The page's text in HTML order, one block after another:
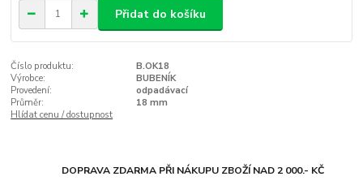
Přidat do košíku
Číslo produktu:
B.OK18
Výrobce:
BUBENÍK
Provedení:
odpadávací
Průměr:
18 mm
Hlídat cenu / dostupnost
DOPRAVA ZDARMA PŘI NÁKUPU ZBOŽÍ NAD 2 000.- KČ